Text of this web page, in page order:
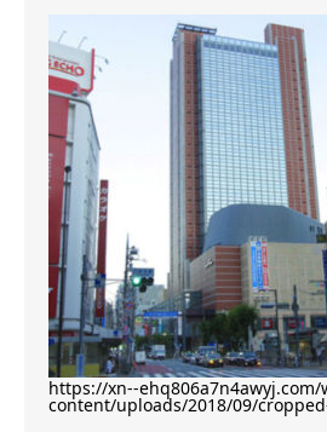
https://xn--ehq806a7n4awyj.com/
content/uploads/2018/09/